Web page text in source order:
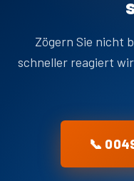
Zögern Sie nicht
schneller reagiert
📞